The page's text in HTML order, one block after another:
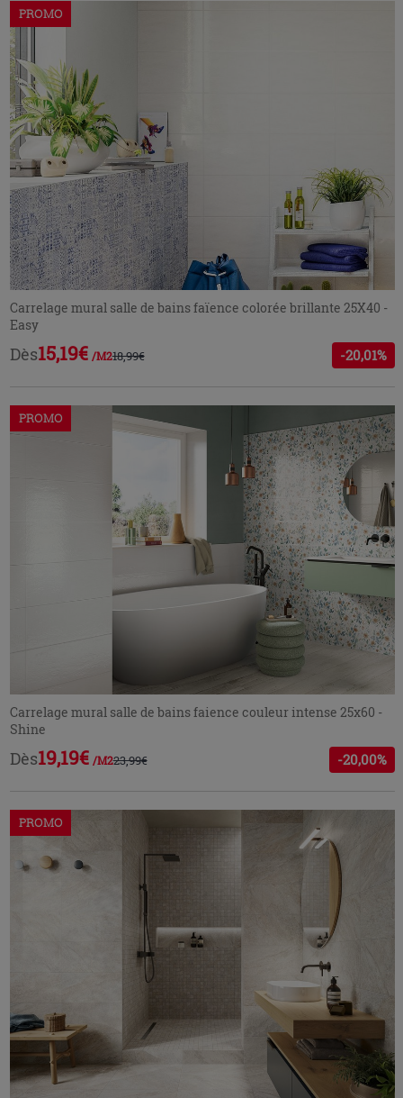
PROMO
Carrelage mural salle de bains faïence colorée brillante 25X40 -
Easy
Dès15,19€ /M218,99€ -20,01%
PROMO
Carrelage mural salle de bains faience couleur intense 25x60 -
Shine
Dès19,19€ /M223,99€ -20,00%
PROMO